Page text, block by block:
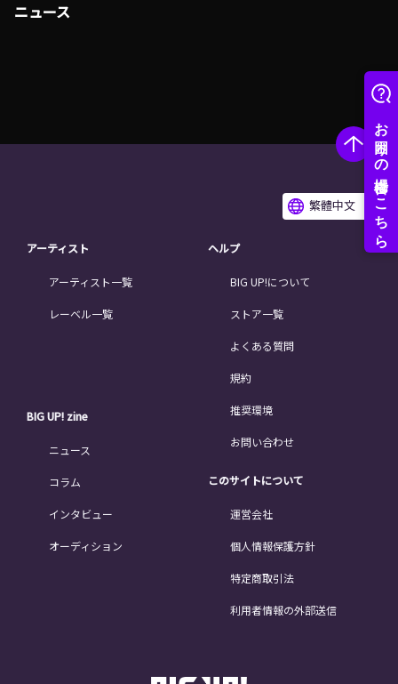
ニュース
繁體中文
アーティスト
アーティスト一覧
レーベル一覧
BIG UP! zine
ニュース
コラム
インタビュー
オーディション
ヘルプ
BIG UP!について
ストア一覧
よくある質問
規約
推奨環境
お問い合わせ
このサイトについて
運営会社
個人情報保護方針
特定商取引法
利用者情報の外部送信